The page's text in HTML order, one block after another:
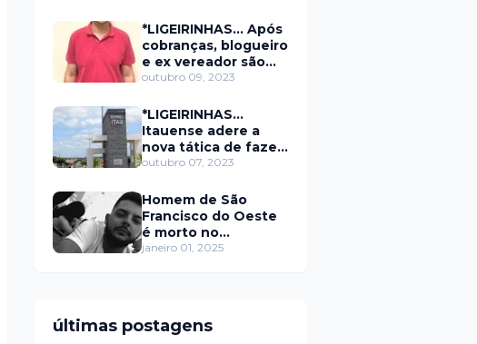
escolha do candidato
a prefeito*LIGEIRINHAS... Após
cobranças, blogueiro
e ex vereador são
xingados pelo
prefeitura de Itaú
outubro 09, 2023
*LIGEIRINHAS...
Itauense adere a
nova tática de fazer
exame através de
outubro 07, 2023
Homem de São
Francisco do Oeste
é morto no
município de
janeiro 01, 2025
últimas postagens